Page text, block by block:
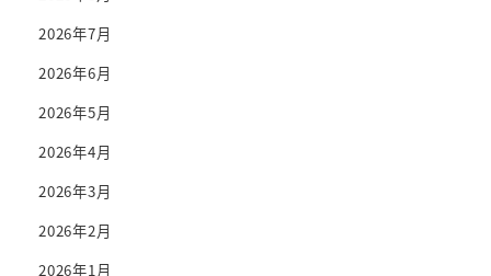
2026年7月
2026年6月
2026年5月
2026年4月
2026年3月
2026年2月
2026年1月